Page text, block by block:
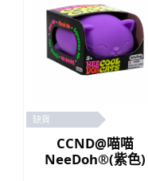
缺貨
CCND@喵喵
NeeDoh®(紫色)